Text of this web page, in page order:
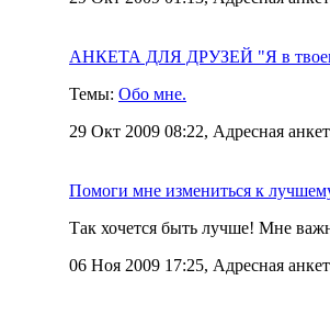
АНКЕТА ДЛЯ ДРУЗЕЙ "Я в твоем
Темы: Обо мне.
29 Окт 2009 08:22, Адресная
Помоги мне измениться к
Так хочется быть лучше! Мне
06 Ноя 2009 17:25, Адресная